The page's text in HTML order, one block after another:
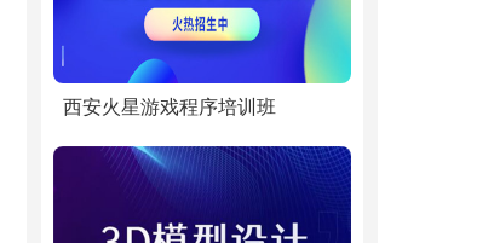
西安火星游戏程序培训班